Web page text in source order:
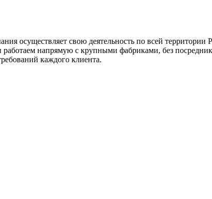
осуществляет свою деятельность по всей
работаем напрямую с крупными фабриками, без
каждого клиента.